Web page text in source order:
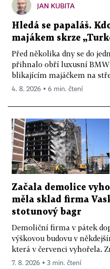
JAN KUBITA
Hledá se papaláš.
majákem skrze
Před několika dny se do
přihnalo obří luxusní BMW
blikajícím majáčkem na
4. 8. 2026 ▪ 6 min. čtení
Začala demolice
měla sklad firma
stotunový bagr
Demoliční firma v pátek
výškovou budovu v
která v červenci vyhořela.
7. 8. 2026 ▪ 3 min. čtení